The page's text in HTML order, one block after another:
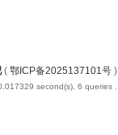
( 鄂ICP备2025137101号 )
second(s), 6 queries .